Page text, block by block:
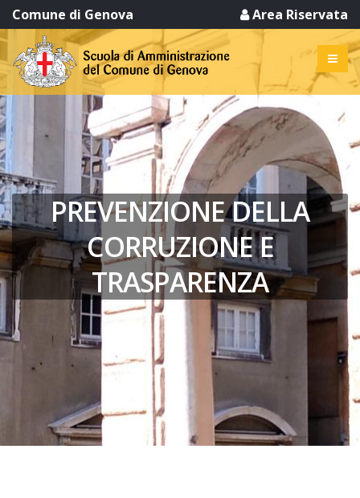
Comune di Genova Area Riservata
PREVENZIONE DELLA
CORRUZIONE E
TRASPARENZA